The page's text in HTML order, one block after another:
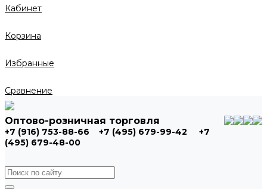
Кабинет
Корзина
Избранные
Сравнение
Оптово-розничная торговля
+7 (916) 753-88-66 +7 (495) 679-99-42
+7
(495) 679-48-00